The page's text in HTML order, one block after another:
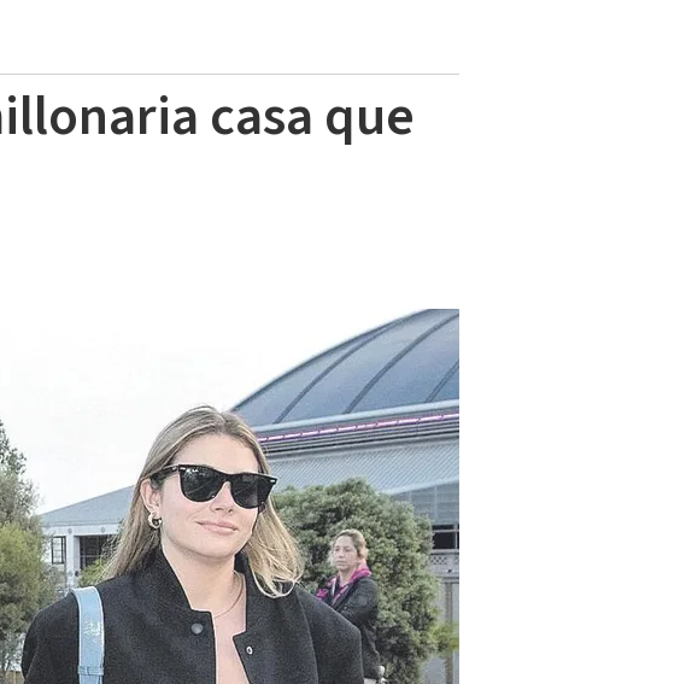
casa que